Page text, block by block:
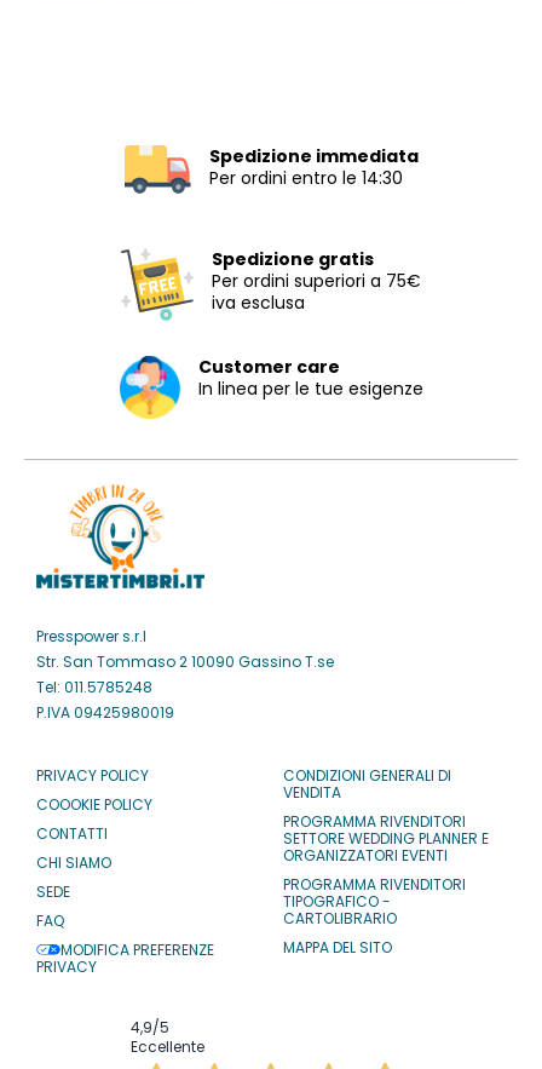
Spedizione immediata
Per ordini entro le 14:30
Spedizione gratis
Per ordini superiori a 75€
iva esclusa
Customer care
In linea per le tue esigenze
Presspower s.r.l
Str. San Tommaso 2 10090 Gassino T.se
Tel: 011.5785248
P.IVA 09425980019
PRIVACY POLICY
COOOKIE POLICY
CONTATTI
CHI SIAMO
SEDE
FAQ
MODIFICA PREFERENZE
PRIVACY
CONDIZIONI GENERALI DI
VENDITA
PROGRAMMA RIVENDITORI
SETTORE WEDDING PLANNER E
ORGANIZZATORI EVENTI
PROGRAMMA RIVENDITORI
TIPOGRAFICO -
CARTOLIBRARIO
MAPPA DEL SITO
4,9/5
Eccellente